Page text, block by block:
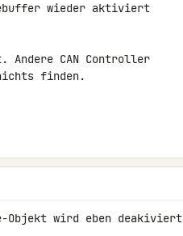
wieder aktiviert
Andere CAN Controller
finden.
Objekt wird eben deakiviert